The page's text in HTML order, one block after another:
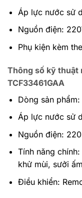
Áp lực nước sử
Nguồn điện:
Phụ kiện kèm
Thông số kỹ thuật
TCF33461GAA
Dòng sản phẩm:
Áp lực nước sử
Nguồn điện:
Tính năng
khử mùi, sưởi ấm
Điều khiển: